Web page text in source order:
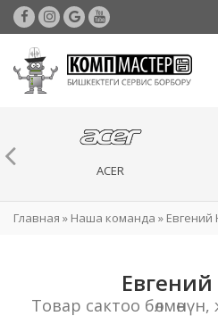
ACER
Главная » Наша команда »
Товар сактоо